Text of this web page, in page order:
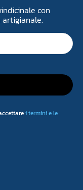
con
i termini e le